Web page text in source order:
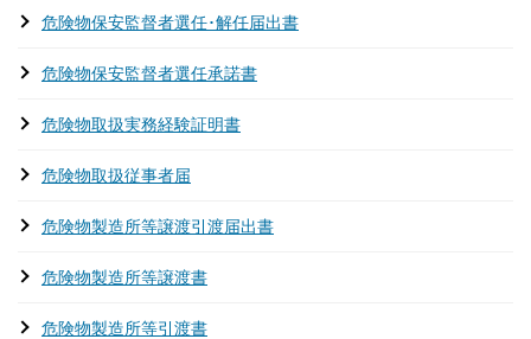
危険物保安監督者選任･解任届出書
危険物保安監督者選任承諾書
危険物取扱実務経験証明書
危険物取扱従事者届
危険物製造所等譲渡引渡届出書
危険物製造所等譲渡書
危険物製造所等引渡書